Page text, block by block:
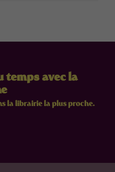
temps avec la
la librairie la plus proche.